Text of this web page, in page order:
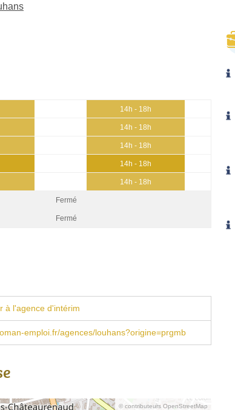
14h - 18h
14h - 18h
14h - 18h
14h - 18h
14h - 18h
Fermé
Fermé
à l'agence d'intérim
emploi.fr/agences/louhans?origine=prgmb
© contributeurs OpenStreetMap